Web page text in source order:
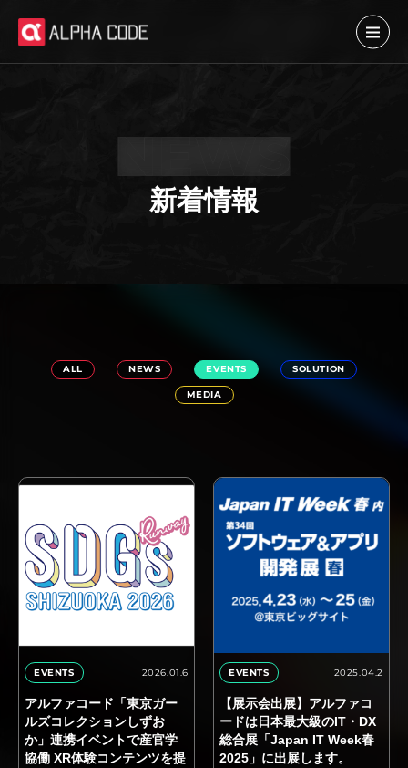
新着情報
ALL NEWS EVENTS SOLUTION
MEDIA
EVENTS 2026.01.6
アルファコード「東京ガー
ルズコレクションしずお
か」連携イベントで産官学
協働 XR体験コンテンツを提
EVENTS 2025.04.2
【展示会出展】アルファコ
ードは日本最大級のIT・DX
総合展「Japan IT Week春
2025」に出展します。